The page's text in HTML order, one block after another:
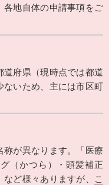
地自体の申請事項をご
府県（現時点では都道
ないため、主には市区町
が異なります。「医療
（かつら）・頭髪補正
ど様々ありますが、 こ